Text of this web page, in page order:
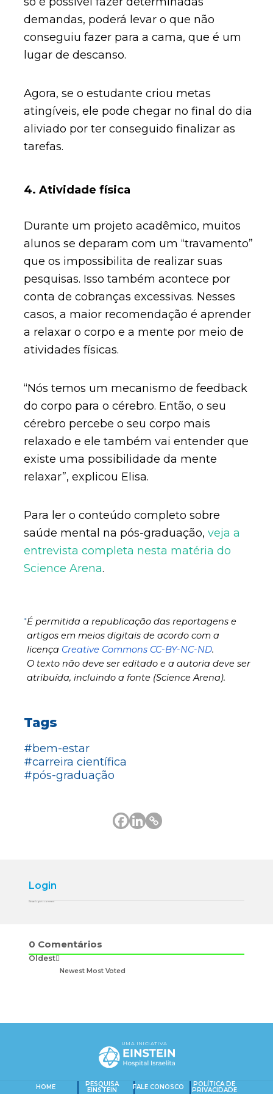
demandas, poderá levar o que não
conseguiu fazer para a cama, que é um
lugar de descanso.
Agora, se o estudante criou metas
atingíveis, ele pode chegar no final do dia
aliviado por ter conseguido finalizar as
tarefas.
4. Atividade física
Durante um projeto acadêmico, muitos
alunos se deparam com um “travamento”
que os impossibilita de realizar suas
pesquisas. Isso também acontece por
conta de cobranças excessivas. Nesses
casos, a maior recomendação é aprender
a relaxar o corpo e a mente por meio de
atividades físicas.
“Nós temos um mecanismo de feedback
do corpo para o cérebro. Então, o seu
cérebro percebe o seu corpo mais
relaxado e ele também vai entender que
existe uma possibilidade da mente
relaxar”, explicou Elisa.
Para ler o conteúdo completo sobre
saúde mental na pós-graduação, veja a
entrevista completa nesta matéria do
Science Arena.
*É permitida a republicação das reportagens e
artigos em meios digitais de acordo com a
licença Creative Commons CC-BY-NC-ND.
O texto não deve ser editado e a autoria deve ser
atribuída, incluindo a fonte (Science Arena).
Tags
#bem-estar
#carreira científica
#pós-graduação
Login
Please login to comment
0 Comentários
Oldest
Newest Most Voted
HOME PESQUISA
EINSTEIN FALE CONOSCO POLÍTICA DE
PRIVACIDADE
UMA INICIATIVA